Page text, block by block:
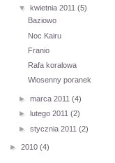
▼kwietnia 2011(5)
Baziowo
Noc Kairu
Franio
Rafa koralowa
Wiosenny poranek
►marca 2011(4)
►
lutego 2011(2)
►stycznia 2011(2)
► 2010 (4)